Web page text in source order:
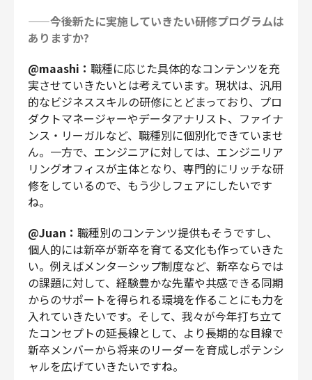
——今後新たに実施していきたい研修プログラムは
ありますか?
@maashi： 職種に応じた具体的なコンテンツを充
実させていきたいとは考えています。現状は、汎用
的なビジネススキルの研修にとどまっており、プロ
ダクトマネージャーやデータアナリスト、ファイナ
ンス・リーガルなど、職種別に個別化できていませ
ん。一方で、エンジニアに対しては、エンジニリア
リングオフィスが主体となり、専門的にリッチな研
修をしているので、もう少しフェアにしたいです
ね。
@Juan： 職種別のコンテンツ提供もそうですし、
個人的には新卒が新卒を育てる文化も作っていきた
い。例えばメンターシップ制度など、新卒ならでは
の課題に対して、経験豊かな先輩や共感できる同期
からのサポートを得られる環境を作ることにも力を
入れていきたいです。そして、我々が今年打ち立て
たコンセプトの延長線として、より長期的な目線で
新卒メンバーから将来のリーダーを育成しポテンシ
ャルを広げていきたいですね。